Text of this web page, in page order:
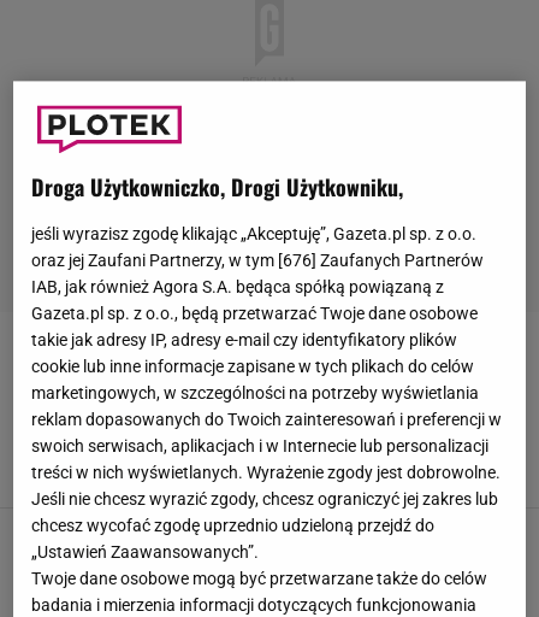
GROŹBY
17-letni piłkarz był łączony z 30-letnią
influencerką. Kobieta opowiedziała o groźbach
Aleksandra Pietrow,19 CZERWCA 2025, 18:47
Doda z niebezpieczeństwie! Polsat zastanawia
się czy ją wpuścić na scenę
Zuzanna Kwasek,
Droga Użytkowniczko, Drogi Użytkowniku,
jeśli wyrazisz zgodę klikając „Akceptuję”, Gazeta.pl sp. z o.o.
oraz jej Zaufani Partnerzy, w tym [676] Zaufanych Partnerów
IAB, jak również Agora S.A. będąca spółką powiązaną z
Gazeta.pl sp. z o.o., będą przetwarzać Twoje dane osobowe
takie jak adresy IP, adresy e-mail czy identyfikatory plików
cookie lub inne informacje zapisane w tych plikach do celów
marketingowych, w szczególności na potrzeby wyświetlania
reklam dopasowanych do Twoich zainteresowań i preferencji w
swoich serwisach, aplikacjach i w Internecie lub personalizacji
treści w nich wyświetlanych. Wyrażenie zgody jest dobrowolne.
Jeśli nie chcesz wyrazić zgody, chcesz ograniczyć jej zakres lub
chcesz wycofać zgodę uprzednio udzieloną przejdź do
„Ustawień Zaawansowanych”.
Twoje dane osobowe mogą być przetwarzane także do celów
badania i mierzenia informacji dotyczących funkcjonowania